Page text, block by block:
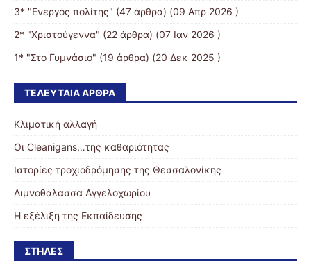
3* "Ενεργός πολίτης" (47 άρθρα) (09 Απρ 2026 )
2* "Χριστούγεννα" (22 άρθρα) (07 Ιαν 2026 )
1* "Στο Γυμνάσιο" (19 άρθρα) (20 Δεκ 2025 )
ΤΕΛΕΥΤΑΊΑ ΆΡΘΡΑ
Κλιματική αλλαγή
Οι Cleanigans…της καθαριότητας
Ιστορίες τροχιοδρόμησης της Θεσσαλονίκης
Λιμνοθάλασσα Αγγελοχωρίου
Η εξέλιξη της Εκπαίδευσης
ΣΤΉΛΕΣ